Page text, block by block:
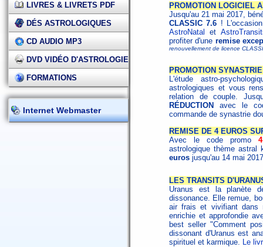
LIVRES & LIVRETS PDF
DÉS ASTROLOGIQUES
CD AUDIO MP3
DVD VIDÉO D'ASTROLOGIE
FORMATIONS
Internet Webmaster
PROMOTION LOGICIEL
Jusqu'au 21 mai 2017,
CLASSIC 7.6 !
AstroNatal
et
profiter d'une remise
renouvellement de licence
PROMOTION
L'étude astro-
astrologiques et vous
relation de couple.
RÉDUCTION
avec le
commande de synastrie
REMISE DE 4 EUROS
Avec le code promo
astrologique thème
euros jusqu'au 14 mai
LES TRANSITS
Uranus est la planète
dissonance. Elle remue,
air frais et vivifiant
enrichie et approfondie
best seller "Comment
dissonant d'Uranus est
spirituel et karmique. Le